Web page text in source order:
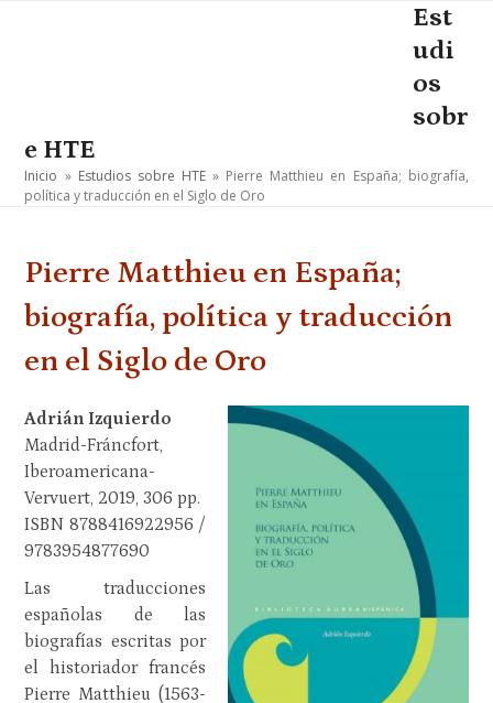
Est
udi
os
sobr
e HTE
Inicio » Estudios sobre HTE» Pierre Matthieu en España; biografía,
política y traducción en el Siglo de Oro
Pierre Matthieu en España;
biografía, política y traducción
en el Siglo de Oro
Adrián Izquierdo
Madrid-Fráncfort,
Iberoamericana-
Vervuert, 2019, 306 pp.
ISBN 8788416922956 /
9783954877690
Las traducciones
españolas de las
biografías escritas por
el historiador francés
Pierre Matthieu (1563-